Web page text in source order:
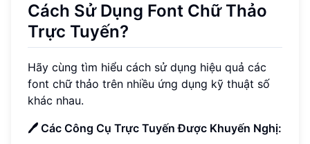
Cách Sử Dụng Font Chữ Thảo
Trực Tuyến?
Hãy cùng tìm hiểu cách sử dụng hiệu quả các
font chữ thảo trên nhiều ứng dụng kỹ thuật số
khác nhau.
🖊 Các Công Cụ Trực Tuyến Được Khuyến Nghị: